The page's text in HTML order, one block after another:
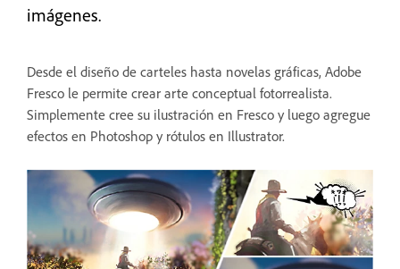
imágenes.
Desde el diseño de carteles hasta novelas gráficas, Adobe
Fresco le permite crear arte conceptual fotorrealista.
Simplemente cree su ilustración en Fresco y luego agregue
efectos en Photoshop y rótulos en Illustrator.